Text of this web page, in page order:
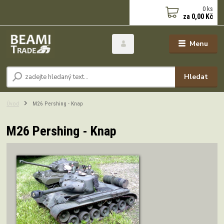
Menu
Hledat
0 ks
za 0,00 Kč
Úvod M26 Pershing - Knap
M26 Pershing - Knap